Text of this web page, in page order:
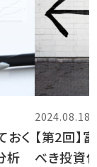
おく
析
2024.08.18
【第2回】
べき投資